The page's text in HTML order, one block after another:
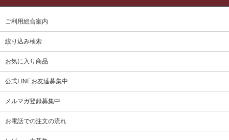
ご利用総合案内
絞り込み検索
お気に入り商品
公式LINEお友達募集中
メルマガ登録募集中
お電話での注文の流れ